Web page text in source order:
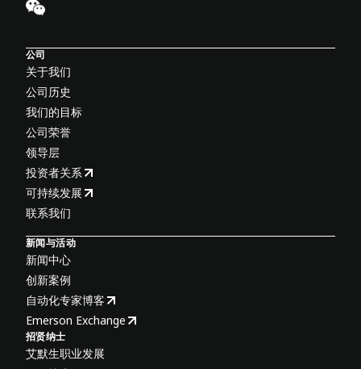
公司
关于我们
公司历史
我们的目标
公司荣誉
领导层
投资者关系
可持续发展
联系我们
新闻与活动
新闻中心
创新案例
自动化专家博客
Emerson Exchange
招贤纳士
艾默生职业发展